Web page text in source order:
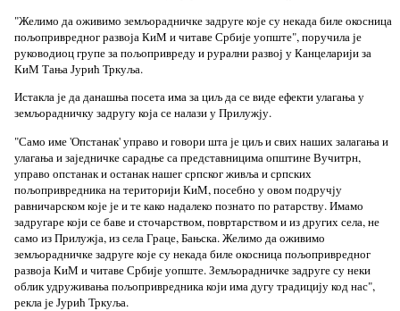
"Желимо да оживимо земљорадничке задруге које су некада биле окосница
пољопривредног развоја КиМ и читаве Србије уопште", поручила је
руководиоц групе за пољопривреду и рурални развој у Канцеларији за
КиМ Тања Јурић Тркуља.
Истакла је да данашња посета има за циљ да се виде ефекти улагања у
земљорадничку задругу која се налази у Прилужју.
"Само име 'Опстанак' управо и говори шта је циљ и свих наших залагања и
улагања и заједничке сарадње са представницима општине Вучитрн,
управо опстанак и останак нашег српског живља и српских
пољопривредника на територији КиМ, посебно у овом подручју
равничарском које је и те како надалеко познато по ратарству. Имамо
задругаре који се баве и сточарством, повртарством и из других села, не
само из Прилужја, из села Граце, Бањска. Желимо да оживимо
земљорадничке задруге које су некада биле окосница пољопривредног
развоја КиМ и читаве Србије уопште. Земљорадничке задруге су неки
облик удруживања пољопривредника који има дугу традицију код нас",
рекла је Јурић Тркуља.